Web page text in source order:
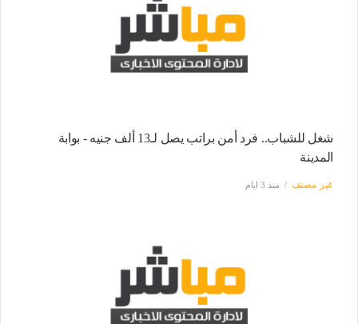
شغل للشباب.. فرد أمن براتب يصل لـ13 ألف جنيه - بوابة
المدينة
غير مصنف منذ 3 ايام